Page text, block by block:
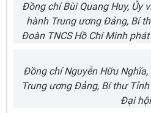
Đồng chí Bùi Quang Huy, Ủy
hành Trung ương Đảng, Bí
Đoàn TNCS Hồ Chí Minh
Đồng chí Nguyễn Hữu Nghĩa,
Trung ương Đảng, Bí thư
Đại